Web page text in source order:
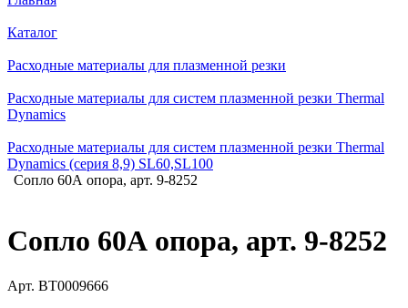
Каталог
Расходные материалы для плазменной резки
Расходные материалы для систем плазменной резки Thermal
Dynamics
Расходные материалы для систем плазменной резки Thermal
Dynamics (серия 8,9) SL60,SL100
Сопло 60А опора, арт. 9-8252
Сопло 60А опора, арт. 9-8252
Арт. BT0009666